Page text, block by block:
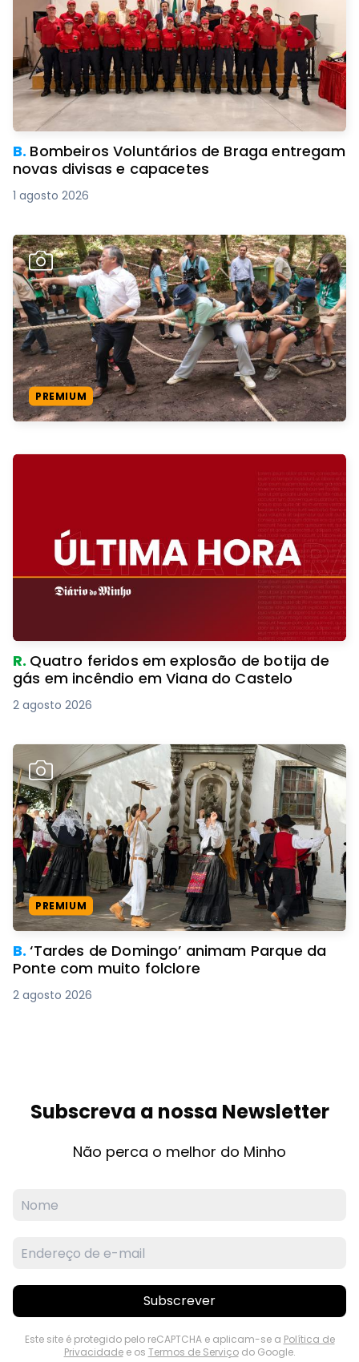
B. Bombeiros Voluntários de Braga entregam
novas divisas e capacetes
1 agosto 2026
PREMIUM
R. Quatro feridos em explosão de botija de
gás em incêndio em Viana do Castelo
2 agosto 2026
PREMIUM
B.‘Tardes de Domingo’ animam Parque da
Ponte com muito folclore
2 agosto 2026
Subscreva a nossa Newsletter
Não perca o melhor do Minho
Subscrever
Este site é protegido pelo reCAPTCHA e aplicam-se a Política de
Privacidadee os Termos de Serviçodo Google.